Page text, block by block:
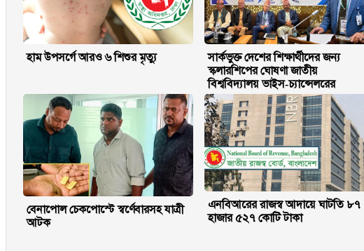
হাম উপসর্গে আরও ৬ শিশুর মৃত্যু
সার্কভুক্ত দেশের শিক্ষার্থীদের জন্য
স্কলারশিপের ঘোষণা জাতীয়
বিশ্ববিদ্যালয় ভাইস-চ্যান্সেলরের
বেনাপোল চেকপোস্টে স্বর্ণেবারসহ যাত্রী
আটক
এনবিআরের রাজস্ব আদায়ে ঘাটতি ৮৭
হাজার ৫২৭ কোটি টাকা